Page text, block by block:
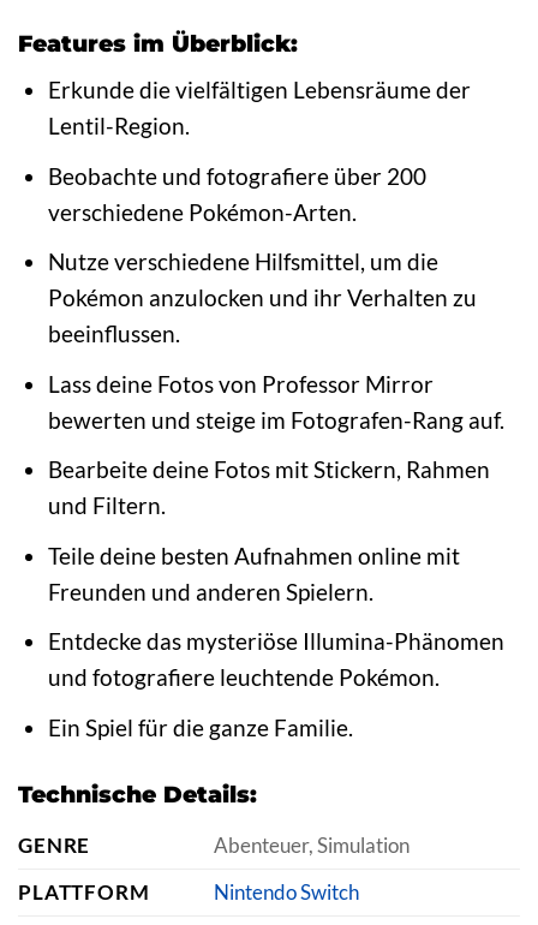
Features im Überblick:
Erkunde die vielfältigen Lebensräume der
Lentil-Region.
Beobachte und fotografiere über 200
verschiedene Pokémon-Arten.
Nutze verschiedene Hilfsmittel, um die
Pokémon anzulocken und ihr Verhalten zu
beeinflussen.
Lass deine Fotos von Professor Mirror
bewerten und steige im Fotografen-Rang auf.
Bearbeite deine Fotos mit Stickern, Rahmen
und Filtern.
Teile deine besten Aufnahmen online mit
Freunden und anderen Spielern.
Entdecke das mysteriöse Illumina-Phänomen
und fotografiere leuchtende Pokémon.
Ein Spiel für die ganze Familie.
Technische Details:
GENRE
Abenteuer, Simulation
PLATTFORM
Nintendo Switch